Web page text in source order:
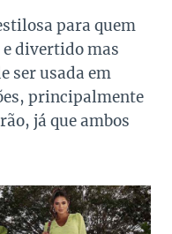
para quem
divertido mas
ser usada em
principalmente
já que ambos